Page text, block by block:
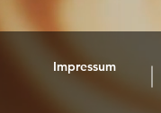
Impressum